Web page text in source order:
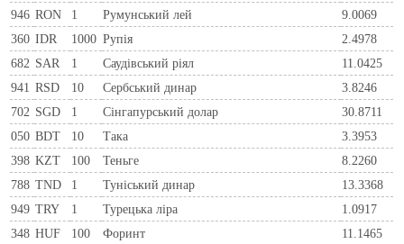
946 RON 1 Румунський лей
9.0069
360 IDR 1000 Рупія
2.4978
682 SAR 1 Саудівський ріял
11.0425
941 RSD 10 Сербський динар
3.8246
702 SGD 1 Сінгапурський долар
30.8711
050 BDT 10 Така
3.3953
398 KZT 100 Теньге
8.2260
788 TND 1 Туніський динар
13.3368
949 TRY 1 Турецька ліра
1.0917
348 HUF 100 Форинт 11.1465